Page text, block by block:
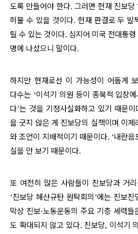
도록 만들어야 한다.그러면 헌재 진보당
허물 수 있을 것이다. 헌재 판결로 두 발
릴 수 있는 것이다. 심지어 미국 전대통
명에 나섰으니 말이다.
하지만 현재로선 이 가능성이 어둡게
다수는 ‘이석기 의원 등이 종북적 입장
다’는 것을 기정사실화하고 있기 때문이
을 긋지 않은 게 진보당의 실책이며 이제
와 조언이 지배적이기 때문이다. ‘내란음
실을 안 보기 때문이다.
또 여전히 많은 사람들이 진보당과 거
‘진보당 해산규탄 원탁회의 ’에는 진보진
막상 진보·노동운동의 주요 기층 세력들
도 확대되지 않고 있다. 진보당, 이석기